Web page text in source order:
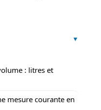
: litres et
mesure courante en